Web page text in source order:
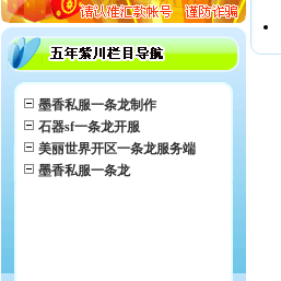
墨香私服一条龙制作
石器sf一条龙开服
美丽世界开区一条龙服务端
墨香私服一条龙